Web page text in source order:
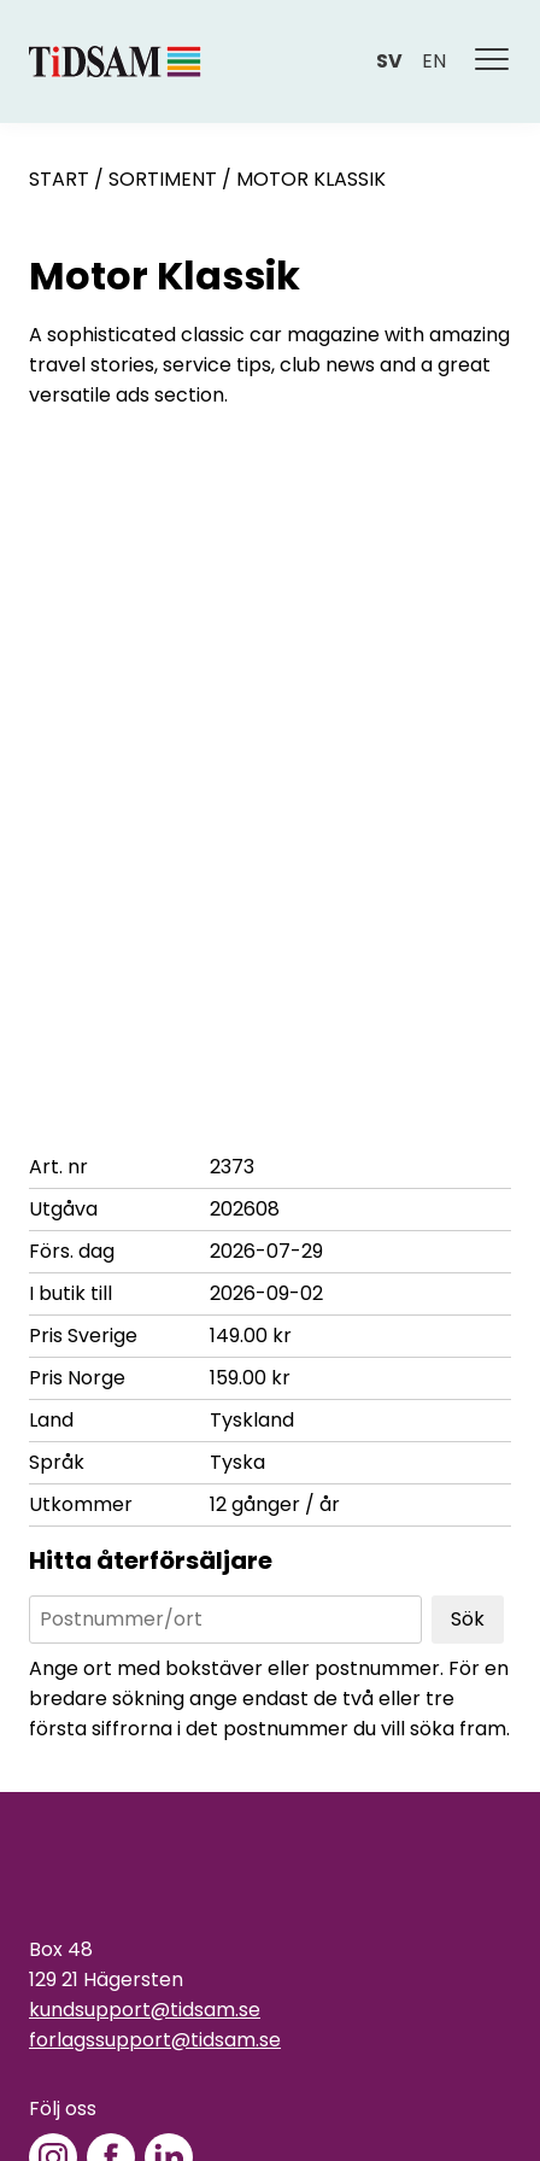
SV EN
START / SORTIMENT / MOTOR KLASSIK
Motor Klassik
A sophisticated classic car magazine with amazing
travel stories, service tips, club news and a great
versatile ads section.
Art. nr
2373
Utgåva
202608
Förs. dag
2026-07-29
I butik till
2026-09-02
Pris Sverige
149.00 kr
Pris Norge
159.00 kr
Land
Tyskland
Språk
Tyska
Utkommer
12 gånger / år
Hitta återförsäljare
Sök
Ange ort med bokstäver eller postnummer. För en
bredare sökning ange endast de två eller tre
första siffrorna i det postnummer du vill söka fram.
Box 48
129 21 Hägersten
kundsupport@tidsam.se
forlagssupport@tidsam.se
Följ oss